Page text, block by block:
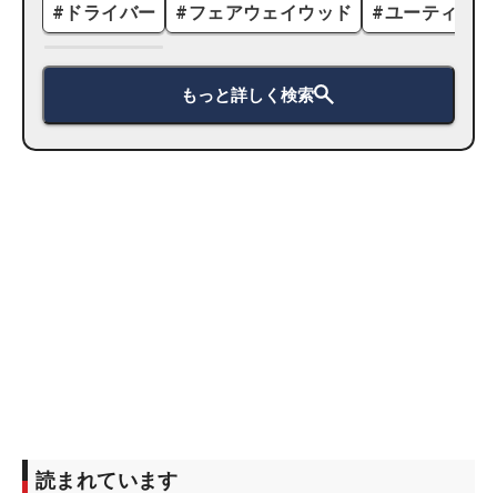
# ドライバー #フェアウェイウッド #ユーティリ
もっと詳しく検索
読まれています